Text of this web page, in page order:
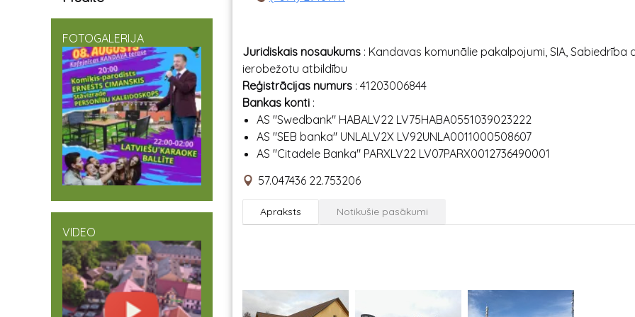
FOTOGALERIJA
VIDEO
Juridiskais nosaukums: Kandavas komunālie pakalpojumi, SIA, Sabiedrība
ierobežotu atbildību
Reģistrācijas numurs: 41203006844
Bankas konti:
AS "Swedbank" HABALV22 LV75HABA0551039023222
AS "SEB banka" UNLALV2X LV92UNLA0011000508607
AS "Citadele Banka" PARXLV22 LV07PARX0012736490001
57.047436 22.753206
Apraksts Notikušie pasākumi